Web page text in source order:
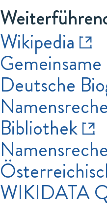
Wikipedia
Deutsche
Bibliothek
WIKIDATA